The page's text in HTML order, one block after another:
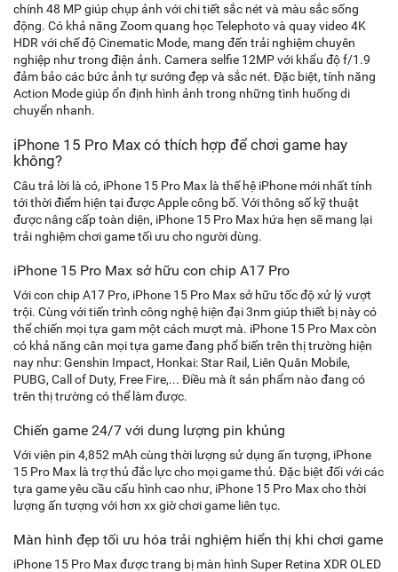
chính 48 MP giúp chụp ảnh với chi tiết sắc nét và màu sắc sống
động. Có khả năng Zoom quang học Telephoto và quay video 4K
HDR với chế độ Cinematic Mode, mang đến trải nghiệm chuyên
nghiệp như trong điện ảnh. Camera selfie 12MP với khẩu độ f/1.9
đảm bảo các bức ảnh tự sướng đẹp và sắc nét. Đặc biệt, tính năng
Action Mode giúp ổn định hình ảnh trong những tình huống di
chuyển nhanh.
iPhone 15 Pro Max có thích hợp để chơi game hay
không?
Câu trả lời là có, iPhone 15 Pro Max là thế hệ iPhone mới nhất tính
tới thời điểm hiện tại được Apple công bố. Với thông số kỹ thuật
được nâng cấp toàn diện, iPhone 15 Pro Max hứa hẹn sẽ mang lại
trải nghiệm chơi game tối ưu cho người dùng.
iPhone 15 Pro Max sở hữu con chip A17 Pro
Với con chip A17 Pro, iPhone 15 Pro Max sở hữu tốc độ xử lý vượt
trội. Cùng với tiến trình công nghệ hiện đại 3nm giúp thiết bị này có
thể chiến mọi tựa gam một cách mượt mà. iPhone 15 Pro Max còn
có khả năng cân mọi tựa game đang phổ biến trên thị trường hiện
nay như: Genshin Impact, Honkai: Star Rail, Liên Quân Mobile,
PUBG, Call of Duty, Free Fire,... Điều mà ít sản phẩm nào đang có
trên thị trường có thể làm được.
Chiến game 24/7 với dung lượng pin khủng
Với viên pin 4,852 mAh cùng thời lượng sử dụng ấn tượng, iPhone
15 Pro Max là trợ thủ đắc lực cho mọi game thủ. Đặc biệt đối với các
tựa game yêu cầu cấu hình cao như, iPhone 15 Pro Max cho thời
lượng ấn tượng với hơn xx giờ chơi game liên tục.
Màn hình đẹp tối ưu hóa trải nghiệm hiển thị khi chơi game
iPhone 15 Pro Max được trang bị màn hình Super Retina XDR OLED